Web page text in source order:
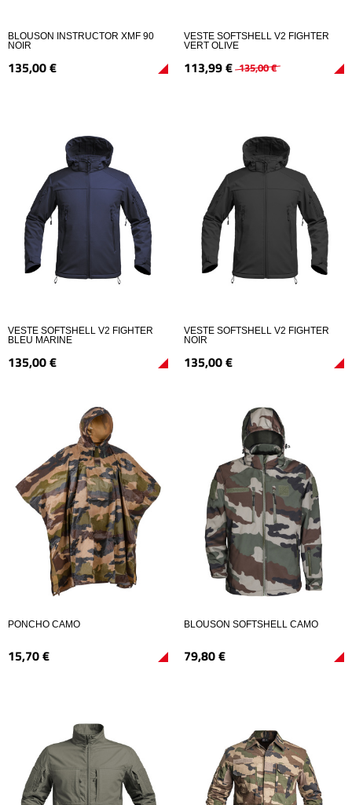
BLOUSON INSTRUCTOR XMF 90
NOIR
135,00€
VESTE SOFTSHELL V2 FIGHTER
VERT OLIVE
113,99€ 135,00€
VESTE SOFTSHELL V2 FIGHTER
BLEU MARINE
135,00€
VESTE SOFTSHELL V2 FIGHTER
NOIR
135,00€
PONCHO CAMO
15,70€
BLOUSON SOFTSHELL CAMO
79,80€